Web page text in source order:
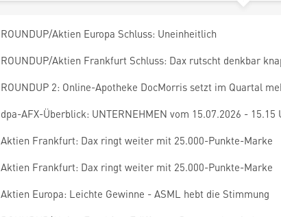
ROUNDUP/Aktien Europa Schluss: Uneinheitlich
ROUNDUP/Aktien Frankfurt Schluss: Dax rutscht denkbar
ROUNDUP 2: Online-Apotheke DocMorris setzt im Quartal
dpa-AFX-Überblick: UNTERNEHMEN vom 15.07.2026 - 15.15
Aktien Frankfurt: Dax ringt weiter mit 25.000-Punkte-Marke
Aktien Frankfurt: Dax ringt weiter mit 25.000-Punkte-Marke
Aktien Europa: Leichte Gewinne - ASML hebt die Stimmung